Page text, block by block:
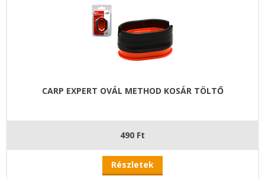
CARP EXPERT OVÁL METHOD KOSÁR TÖLTŐ
490 Ft
Részletek